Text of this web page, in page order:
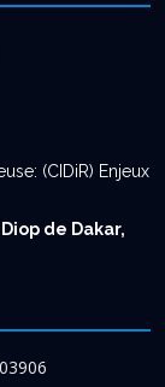
(CIDiR) Enjeux
de Dakar,